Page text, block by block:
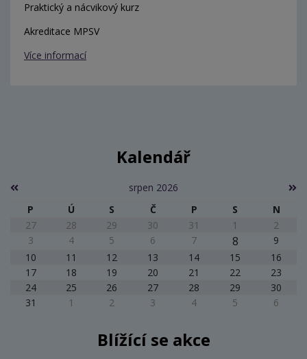
Praktický a nácvikový kurz
Akreditace MPSV
Více informací
Kalendář
srpen 2026
P
Ú S Č P S
N
27
28 29 30 31 1
2
3
4 5 6 7 8
9
10
11 12 13 14 15
16
17
18 19 20 21 22
23
24
25 26 27 28 29
30
31
1 2 3 4 5 6
Blížící se akce